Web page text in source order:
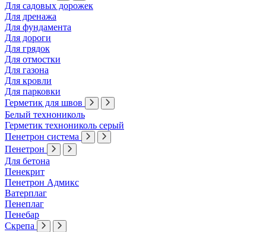
Для садовых дорожек
Для дренажа
Для фундамента
Для дороги
Для грядок
Для отмостки
Для газона
Для кровли
Для парковки
Герметик для швов
Белый технониколь
Герметик технониколь серый
Пенетрон система
Пенетрон
Для бетона
Пенекрит
Пенетрон Адмикс
Ватерплаг
Пенеплаг
Пенебар
Скрепа